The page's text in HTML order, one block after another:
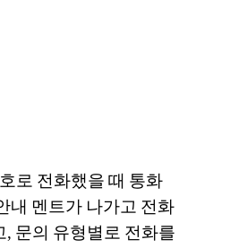
로 전화했을 때 통화
내 멘트가 나가고 전화
문의 유형별로 전화를